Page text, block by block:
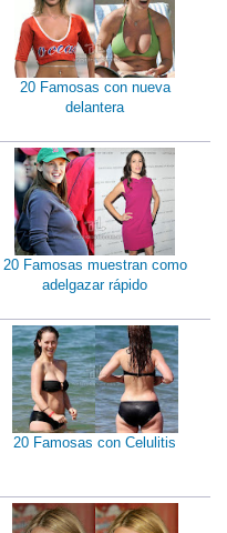
20 Famosas con nueva
delantera
20 Famosas muestran como
adelgazar rápido
20 Famosas con Celulitis